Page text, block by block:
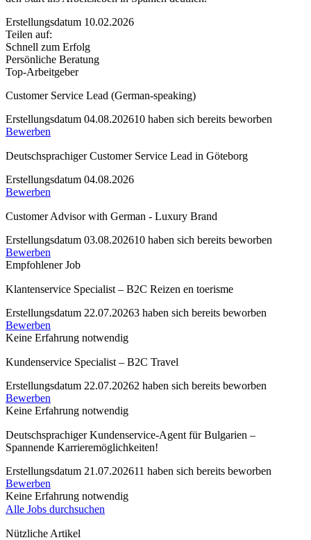
Erstellungsdatum 10.02.2026
Teilen auf:
Schnell zum Erfolg
Persönliche Beratung
Top-Arbeitgeber
Customer Service Lead (German-speaking)
Erstellungsdatum 04.08.202610 haben sich bereits beworben
Bewerben
Deutschsprachiger Customer Service Lead in Göteborg
Erstellungsdatum 04.08.2026
Bewerben
Customer Advisor with German - Luxury Brand
Erstellungsdatum 03.08.202610 haben sich bereits beworben
Bewerben
Empfohlener Job
Klantenservice Specialist – B2C Reizen en toerisme
Erstellungsdatum 22.07.20263 haben sich bereits beworben
Bewerben
Keine Erfahrung notwendig
Kundenservice Specialist – B2C Travel
Erstellungsdatum 22.07.20262 haben sich bereits beworben
Bewerben
Keine Erfahrung notwendig
Deutschsprachiger Kundenservice-Agent für Bulgarien –
Spannende Karrieremöglichkeiten!
Erstellungsdatum 21.07.202611 haben sich bereits beworben
Bewerben
Keine Erfahrung notwendig
Alle Jobs durchsuchen
Nützliche Artikel